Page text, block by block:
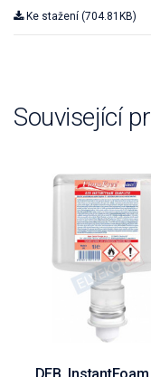
Ke stažení (704.81KB)
Související